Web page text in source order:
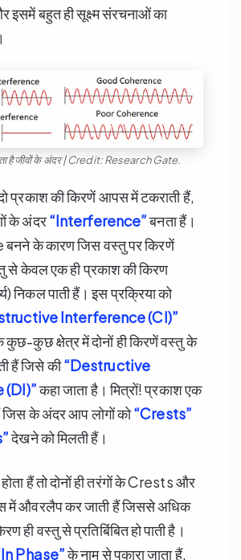
इसमें बहुत ही सूक्ष्म संरचनाओं का
है जीवों के अंदर | Credit: Research Gate.
प्रकाश की किरणें आपस में टकराती हैं,
के अंदर“Interference”बनता हैं।
के कारण जिस वस्तु पर किरणें
से केवल एक ही प्रकाश की किरण
निकल पाती हैं। इस प्रक्रिया को
Interference (CI)”
कुछ-कुछ क्षेत्र में दोनों ही किरणें वस्तु के
हैं जिसे की“Destructive
कहा जाता है। मित्रों! प्रकाश एक
जिस के अंदर आप लोगों को“Crests”
देखने को मिलती हैं।
हैं तो दोनों ही तरंगों के Crests और
औवरलैप कर जाती हैं जिससे अधिक
ही वस्तु से प्रतिबिंबित हो पाती है।
Phase”के नाम से पुकारा जाता हैं,